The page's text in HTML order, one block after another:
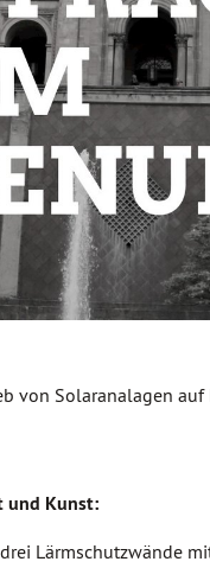
von Solaranalagen
und Kunst:
Lärmschutzwände